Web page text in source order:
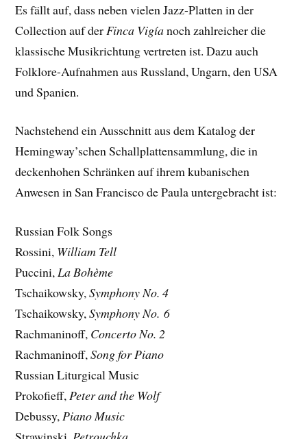
Es fällt auf, dass neben vielen Jazz-Platten in der
Collection auf der Finca Vigíanoch zahlreicher die
klassische Musikrichtung vertreten ist. Dazu auch
Folklore-Aufnahmen aus Russland, Ungarn, den USA
und Spanien.
Nachstehend ein Ausschnitt aus dem Katalog der
Hemingway’schen Schallplattensammlung, die in
deckenhohen Schränken auf ihrem kubanischen
Anwesen in San Francisco de Paula untergebracht ist:
Russian Folk Songs
Rossini, William Tell
Puccini,La Bohème
Tschaikowsky,Symphony No. 4
Tschaikowsky,Symphony No. 6
Rachmaninoff, Concerto No. 2
Rachmaninoff,Song for Piano
Russian Liturgical Music
Prokofieff,Peter and the Wolf
Debussy,Piano Music